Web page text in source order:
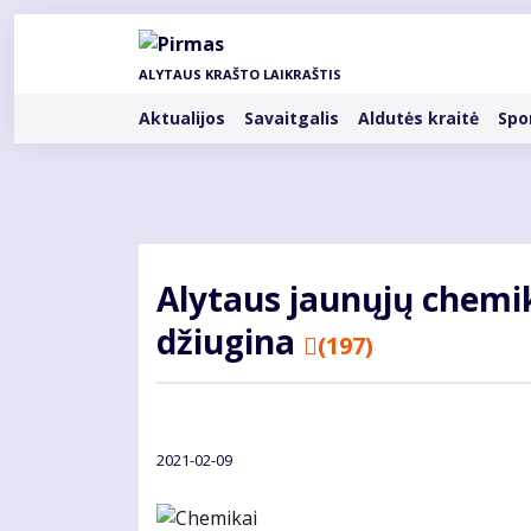
Pereiti
ALYTAUS KRAŠTO LAIKRAŠTIS
Rubrikos
Aktualijos Savaitgalis Aldutės kraitė
Aly­taus jau­nų­jų
džiu­gi­na
(197)
2021-02-09